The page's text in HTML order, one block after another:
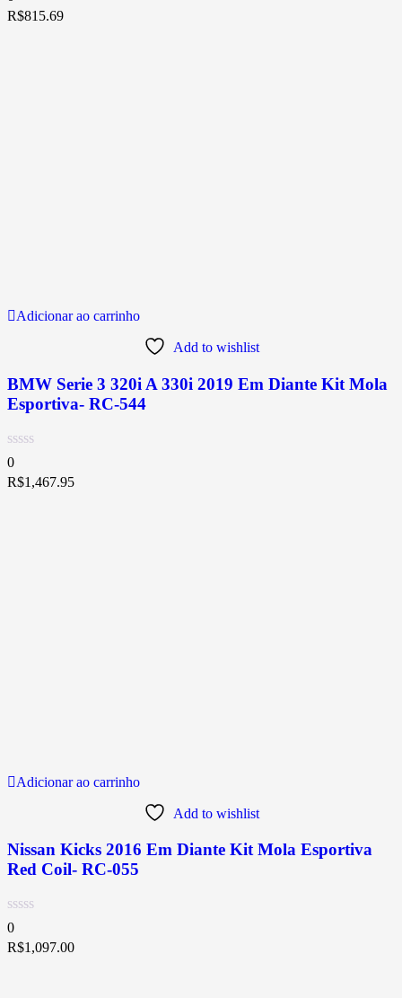
R$815.69
Adicionar ao carrinho
Add to wishlist
BMW Serie 3 320i A 330i 2019 Em Diante Kit Mola
Esportiva- RC-544
0
R$1,467.95
Adicionar ao carrinho
Add to wishlist
Nissan Kicks 2016 Em Diante Kit Mola Esportiva
Red Coil- RC-055
0
R$1,097.00